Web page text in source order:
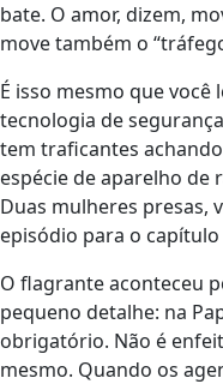
bate. O amor, dizem,
move também o
É isso mesmo que você
tecnologia de
tem traficantes
espécie de aparelho de
Duas mulheres presas,
episódio para o capítulo
O flagrante aconteceu
pequeno detalhe: na
obrigatório. Não é
mesmo. Quando os